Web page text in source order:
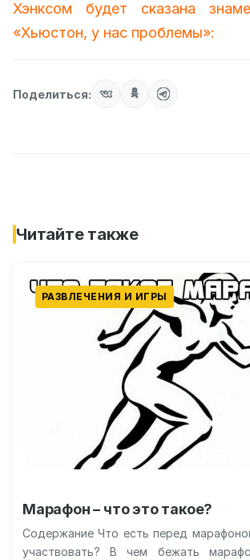
Хэнксом будет сказана
«Хьюстон, у нас проблемы»:
Поделиться:
Читайте также
РАЗВЛЕЧЕНИЯ И ИГРЫ
Марафон – что это такое?
Содержание Что есть перед
участвовать? В чем бежать